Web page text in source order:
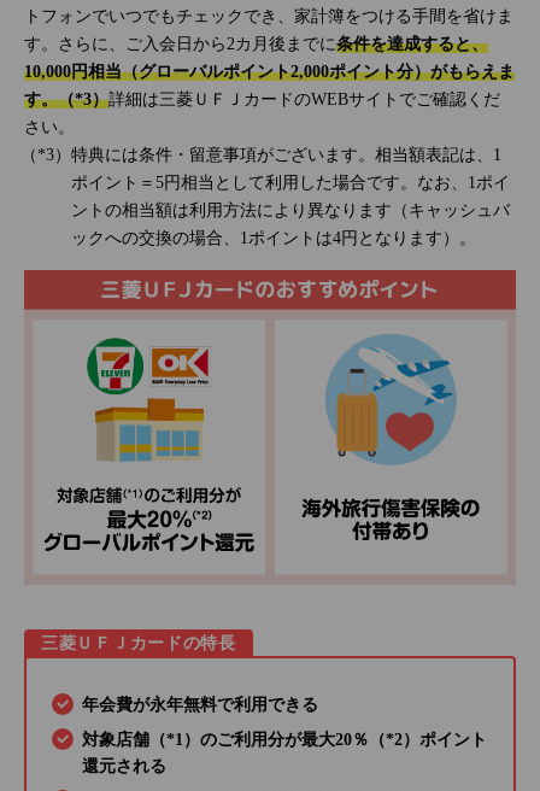
トフォンでいつでもチェックでき、家計簿をつける手間を省けま
す。さらに、ご入会日から2カ月後までに条件を達成すると、
10,000円相当（グローバルポイント2,000ポイント分）がもらえま
す。（*3）詳細は三菱ＵＦＪカードのWEBサイトでご確認くだ
さい。
特典には条件・留意事項がございます。相当額表記は、1
ポイント＝5円相当として利用した場合です。なお、1ポイ
ントの相当額は利用方法により異なります（キャッシュバ
ックへの交換の場合、1ポイントは4円となります）。
三菱ＵＦＪカードの特長
年会費が永年無料で利用できる
対象店舗（*1）のご利用分が最大20％（*2）ポイント
還元される